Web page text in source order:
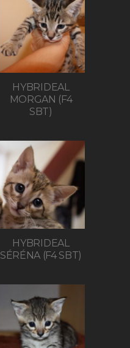
HYBRIDEAL
MORGAN (F4
SBT)
HYBRIDEAL
SÉRÉNA (F4 SBT)